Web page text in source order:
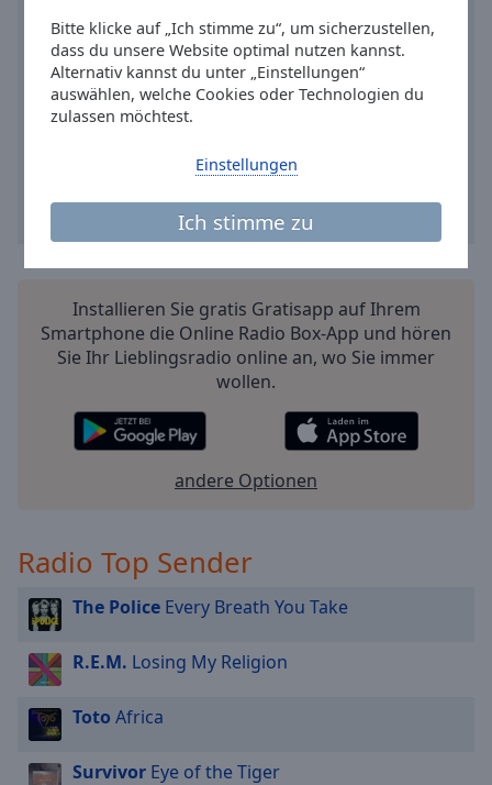
Bitte klicke auf „Ich stimme zu“, um sicherzustellen,
dass du unsere Website optimal nutzen kannst.
Alternativ kannst du unter „Einstellungen“
auswählen, welche Cookies oder Technologien du
zulassen möchtest.
Ich stimme zu
Einstellungen
Installieren Sie gratis Gratisapp auf Ihrem
Smartphone die Online Radio Box-App und hören
Sie Ihr Lieblingsradio online an, wo Sie immer
wollen.
andere Optionen
Radio Top Sender
The Police Every Breath You Take
R.E.M. Losing My Religion
Toto Africa
Survivor Eye of the Tiger